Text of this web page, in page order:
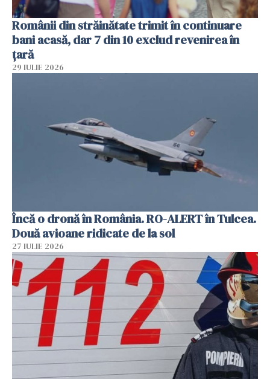
Românii din străinătate trimit în continuare
bani acasă, dar 7 din 10 exclud revenirea în
țară
29 IULIE 2026
Încă o dronă în România. RO-ALERT în Tulcea.
Două avioane ridicate de la sol
27 IULIE 2026